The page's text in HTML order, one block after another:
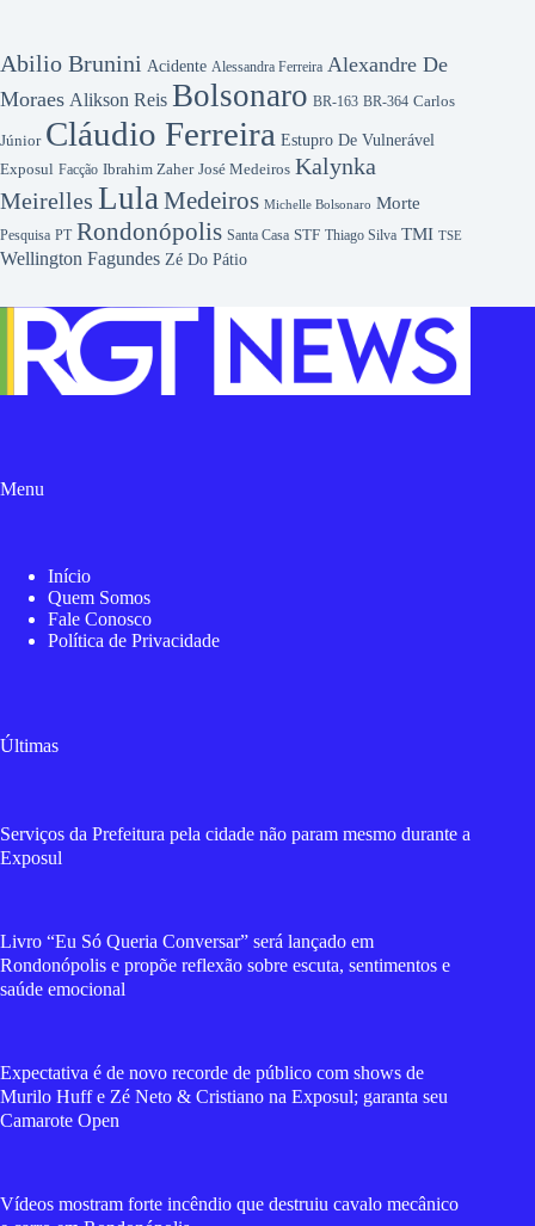
Abilio Brunini Acidente Alessandra Ferreira Alexandre De
Moraes Alikson Reis Bolsonaro BR-163 BR-364 Carlos
Júnior Cláudio Ferreira Estupro De Vulnerável
Exposul Facção Ibrahim Zaher José Medeiros Kalynka
Meirelles Lula Medeiros Michelle Bolsonaro Morte
Pesquisa PT Rondonópolis Santa Casa STF Thiago Silva TMI TSE
Wellington Fagundes Zé Do Pátio
Menu
Início
Quem Somos
Fale Conosco
Política de Privacidade
Últimas
Serviços da Prefeitura pela cidade não param mesmo durante a
Exposul
Livro “Eu Só Queria Conversar” será lançado em
Rondonópolis e propõe reflexão sobre escuta, sentimentos e
saúde emocional
Expectativa é de novo recorde de público com shows de
Murilo Huff e Zé Neto & Cristiano na Exposul; garanta seu
Camarote Open
Vídeos mostram forte incêndio que destruiu cavalo mecânico